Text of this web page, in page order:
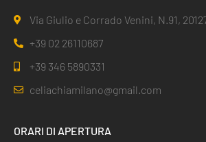
Via Giulio e Corrado Venini, N.91,
+39 02 26110687
+39 346 5890331
celiachiamilano@gmail.com
ORARI DI APERTURA